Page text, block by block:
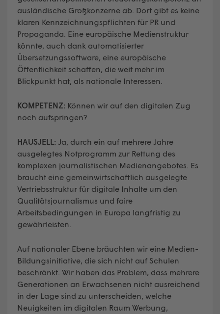
ausländische Großkonzerne ab. Dort gibt es keine
klaren Kennzeichnungspflichten für PR und
Propaganda. Eine europäische Medienstruktur
könnte, auch dank automatisierter
Übersetzungssoftware, eine europäische
Öffentlichkeit schaffen, die weit mehr im
Blickpunkt hat, als nationale Interessen.
KOMPETENZ: Können wir auf den digitalen Zug
noch aufspringen?
HAUSJELL: Ja, durch ein auf mehrere Jahre
ausgelegtes Notprogramm zur Rettung des
komplexen journalistischen Medienangebotes. Es
braucht eine gemeinwirtschaftlich ausgelegte
Vertriebsstruktur für digitale Inhalte um den
Qualitätsjournalismus und faire
Arbeitsbedingungen in Europa langfristig zu
gewährleisten.
Auf nationaler Ebene bräuchten wir eine Medien-
Bildungsinitiative, die sich nicht auf Schulen
beschränkt. Wir haben das Problem, dass mehrere
Generationen an Erwachsenen nicht ausreichend
in der Lage sind zu unterscheiden, welche
Neuigkeiten im digitalen Raum Werbung,